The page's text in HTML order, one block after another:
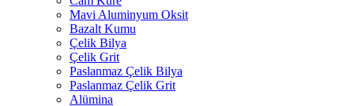
Mavi Aluminyum Oksit
Bazalt Kumu
Çelik Bilya
Çelik Grit
Paslanmaz Çelik Bilya
Paslanmaz Çelik Grit
Alümina